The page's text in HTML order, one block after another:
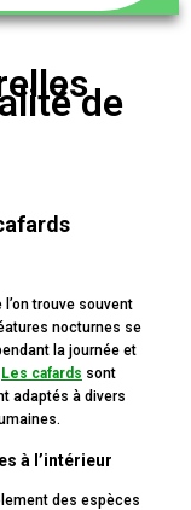
de
trouve souvent
nocturnes se
la journée et
Les cafards sont
adaptés à divers
à l’intérieur
des espèces